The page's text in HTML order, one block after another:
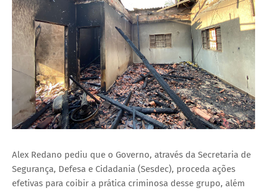
Alex Redano pediu que o Governo, através da Secretaria de
Segurança, Defesa e Cidadania (Sesdec), proceda ações
efetivas para coibir a prática criminosa desse grupo, além